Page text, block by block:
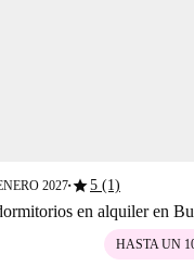
2027■star5 (1)
en alquiler en
HASTA UN